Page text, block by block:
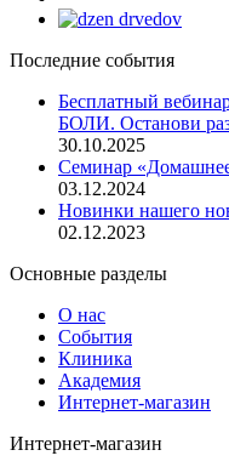
Последние события
Бесплатный
БОЛИ. Останови
30.10.2025
Семинар
03.12.2024
Новинки нашего
02.12.2023
Основные разделы
О нас
События
Клиника
Академия
Интернет-магазин
Интернет-магазин